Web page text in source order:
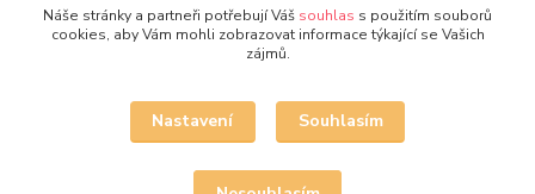
Upravit sběr cookies.
Náše stránky a partneři potřebují Váš souhlas s použitím souborů
cookies, aby Vám mohli zobrazovat informace týkající se Vašich
zájmů.
Nastavení Souhlasím